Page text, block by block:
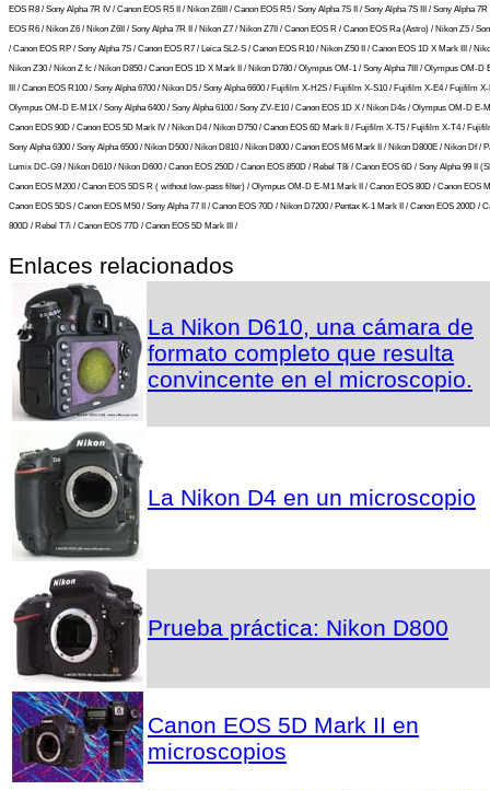
EOS R8 / Sony Alpha 7R IV / Canon EOS R5 II / Nikon Z6III / Canon EOS R5 / Sony Alpha 7S II / Sony Alpha 7S III / Sony Alpha 7R
EOS R6 / Nikon Z6 / Nikon Z6II / Sony Alpha 7R II / Nikon Z7 / Nikon Z7II / Canon EOS R / Canon EOS Ra (Astro) / Nikon Z5 /
/ Canon EOS RP / Sony Alpha 7S / Canon EOS R7 / Leica SL2-S / Canon EOS R10 / Nikon Z50 II / Canon EOS 1D X Mark III /
Nikon Z30 / Nikon Z fc / Nikon D850 / Canon EOS 1D X Mark II / Nikon D780 / Olympus OM-1 / Sony Alpha 7III / Olympus OM-D
III / Canon EOS R100 / Sony Alpha 6700 / Nikon D5 / Sony Alpha 6600 / Fujifilm X-H2S / Fujifilm X-S10 / Fujifilm X-E4 / Fujifilm
Olympus OM-D E-M1X / Sony Alpha 6400 / Sony Alpha 6100 / Sony ZV-E10 / Canon EOS 1D X / Nikon D4s / Olympus OM-D E-
Canon EOS 90D / Canon EOS 5D Mark IV / Nikon D4 / Nikon D750 / Canon EOS 6D Mark II / Fujifilm X-T5 / Fujifilm X-T4 /
Sony Alpha 6300 / Sony Alpha 6500 / Nikon D500 / Nikon D810 / Nikon D800 / Canon EOS M6 Mark II / Nikon D800E / Nikon Df /
Lumix DC-G9 / Nikon D610 / Nikon D600 / Canon EOS 250D / Canon EOS 850D / Rebel T8i / Canon EOS 6D / Sony Alpha 99 II
Canon EOS M200 / Canon EOS 5DS R ( without low-pass filter) / Olympus OM-D E-M1 Mark II / Canon EOS 80D / Canon EOS
Canon EOS 5DS / Canon EOS M50 / Sony Alpha 77 II / Canon EOS 70D / Nikon D7200 / Pentax K-1 Mark II / Canon EOS 200D /
800D / Rebel T7i / Canon EOS 77D / Canon EOS 5D Mark III /
Enlaces relacionados
La Nikon D610, una cámara de
formato completo que resulta
convincente en el microscopio.
La Nikon D4 en un microscopio
Prueba práctica: Nikon D800
Canon EOS 5D Mark II en
microscopios